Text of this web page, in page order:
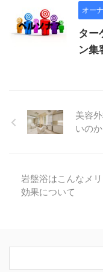
オー
ター
ン集
美容
いのか
岩盤浴はこんなメ
効果について